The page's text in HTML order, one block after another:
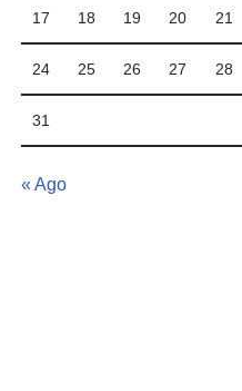
17 18 19 20 21
24 25 26 27 28
31
« Ago